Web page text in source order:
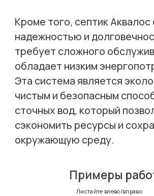
Кроме того, септик
надежностью и
требует сложного
обладает низким
Эта система является
чистым и безопасным
сточных вод, который
сэкономить ресурсы и
окружающую среду.
Примеры
Листайте влево/вправо